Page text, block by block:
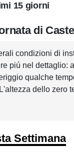
15 giorni
di
condizioni di
piú nel dettaglio:
qualche
dello zero
Settimana